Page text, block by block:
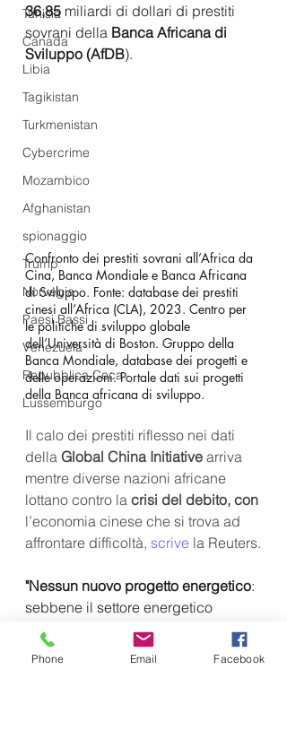
Tunisia
Canada
Libia
Tagikistan
Turkmenistan
Cybercrime
Mozambico
Afghanistan
spionaggio
Trump
Norvegia
Paesi Bassi
Venezuela
Repubblica Ceca
Lussemburgo
36,85 miliardi di dollari di prestiti
sovrani della Banca Africana di
Sviluppo (AfDB).
Confronto dei prestiti sovrani all’Africa da
Cina, Banca Mondiale e Banca Africana
di Sviluppo. Fonte: database dei prestiti
cinesi all’Africa (CLA), 2023. Centro per
le politiche di sviluppo globale
dell’Università di Boston. Gruppo della
Banca Mondiale, database dei progetti e
delle operazioni. Portale dati sui progetti
della Banca africana di sviluppo.
Il calo dei prestiti riflesso nei dati
della Global China Initiative arriva
mentre diverse nazioni africane
lottano contro la crisi del debito, con
l’economia cinese che si trova ad
affrontare difficoltà, scrive la Reuters.
"Nessun nuovo progetto energetico:
sebbene il settore energetico
africano abbia storicamente
ricevuto il maggior numero di
Phone Email Facebook